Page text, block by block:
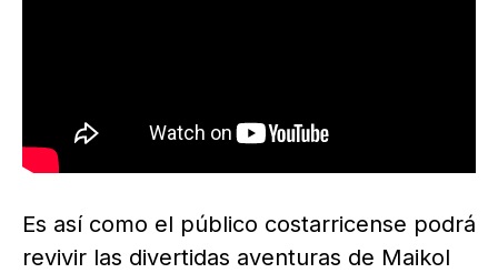
Es así como el público costarricense podrá
revivir las divertidas aventuras de Maikol